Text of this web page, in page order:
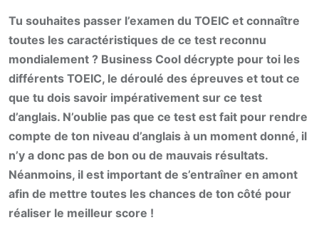
Tu souhaites passer l’examen du TOEIC et connaître
toutes les caractéristiques de ce test reconnu
mondialement ? Business Cool décrypte pour toi les
différents TOEIC, le déroulé des épreuves et tout ce
que tu dois savoir impérativement sur ce test
d’anglais. N’oublie pas que ce test est fait pour rendre
compte de ton niveau d’anglais à un moment donné, il
n’y a donc pas de bon ou de mauvais résultats.
Néanmoins, il est important de s’entraîner en amont
afin de mettre toutes les chances de ton côté pour
réaliser le meilleur score !